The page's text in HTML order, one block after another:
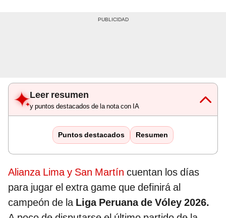
Leer resumen
y puntos destacados de la nota con IA
Puntos destacados Resumen
Alianza Lima y San Martín cuentan los días
para jugar el extra game que definirá al
campeón de la Liga Peruana de Vóley 2026.